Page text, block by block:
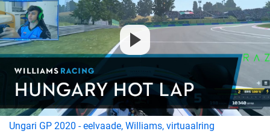
Ungari GP 2020 - eelvaade, Williams, virtuaalring